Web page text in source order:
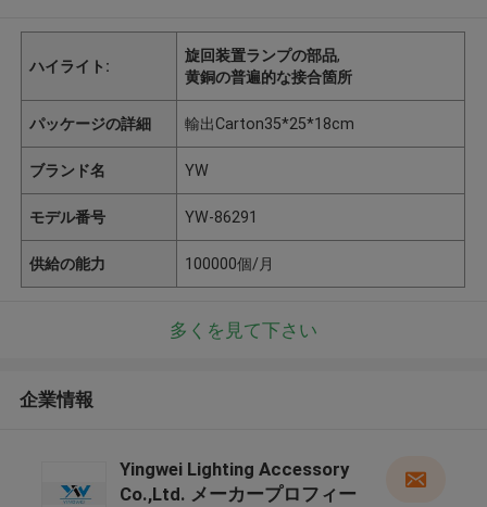
ハイライト:
旋回装置ランプの部品,
黄銅の普遍的な接合箇所
パッケージの詳細 輸出Carton35*25*18cm
ブランド名 YW
モデル番号 YW-86291
供給の能力 100000個/月
多くを見て下さい
企業情報
Yingwei Lighting Accessory
Co.,Ltd. メーカープロフィー